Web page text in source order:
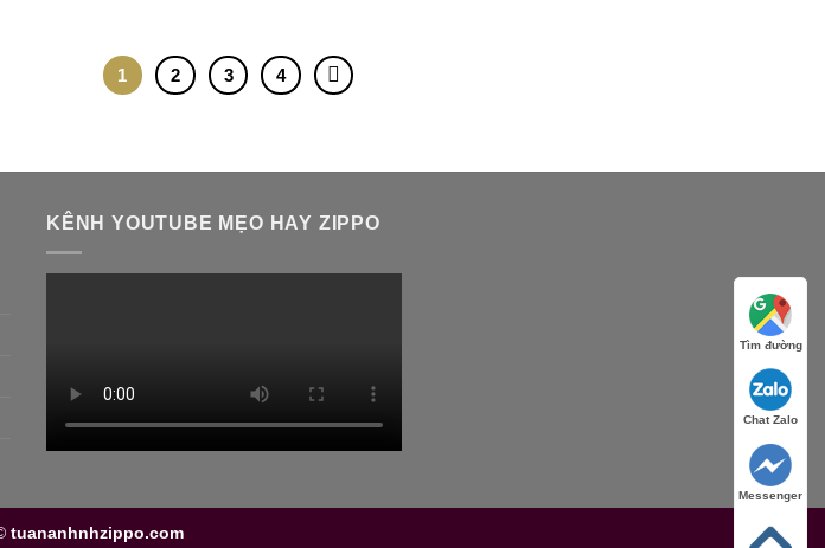
1 2 3 4
KÊNH YOUTUBE MẸO HAY ZIPPO
tuananhnhzippo.com
Tìm đường
Chat Zalo
Messenger